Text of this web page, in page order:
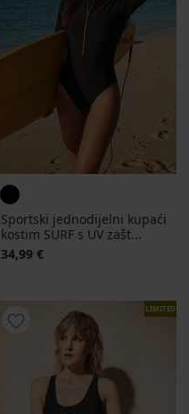
Sportski jednodijelni kupaći
kostim SURF s UV zašt...
34,99 €
LIMITED